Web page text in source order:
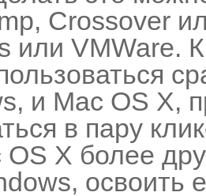
Crossover
или VMWare.
и Mac OS X,
в пару
OS X более
освоить